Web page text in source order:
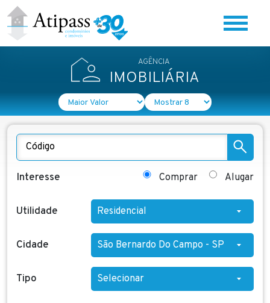
Home
Quem Somos
BLOG
AGÊNCIA
IMOBILIÁRIA
Interesse Comprar Alugar
Utilidade
Cidade
Tipo